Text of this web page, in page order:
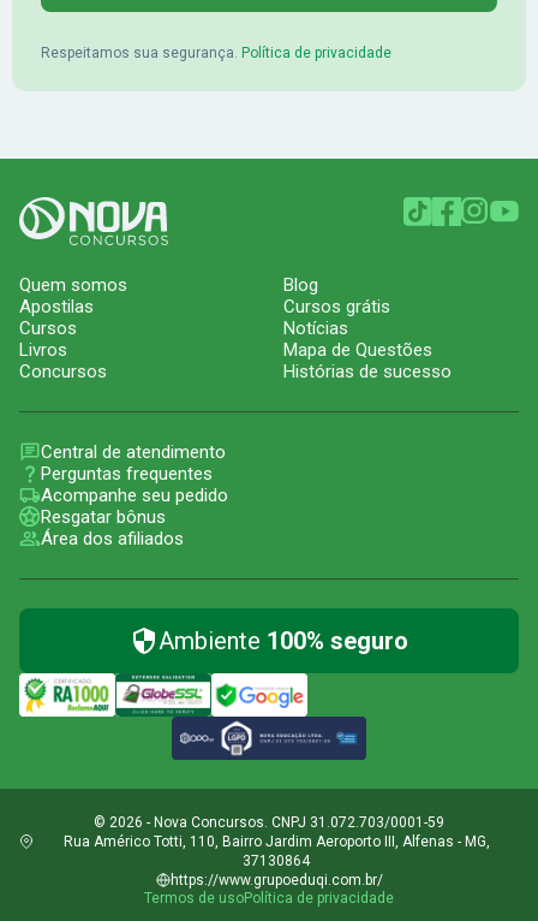
Respeitamos sua segurança. Política de privacidade
Quem somos
Apostilas
Cursos
Livros
Concursos
Blog
Cursos grátis
Notícias
Mapa de Questões
Histórias de sucesso
Central de atendimento
Perguntas frequentes
Acompanhe seu pedido
Resgatar bônus
Área dos afiliados
Ambiente 100% seguro
© 2026 - Nova Concursos. CNPJ 31.072.703/0001-59
Rua Américo Totti, 110, Bairro Jardim Aeroporto III, Alfenas - MG,
37130864
https://www.grupoeduqi.com.br/
Termos de usoPolítica de privacidade